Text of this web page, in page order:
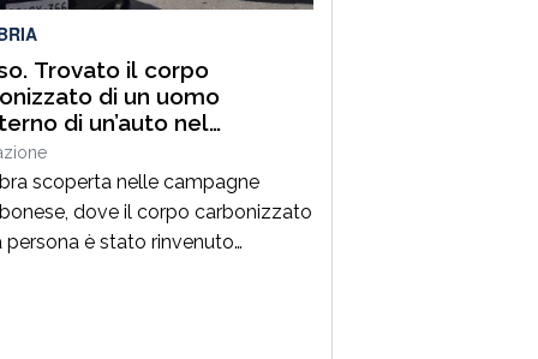
Trovato il corpo
di un uomo
di un’auto nel
indagini in corso
scoperta nelle campagne
dove il corpo carbonizzato
persona è stato rinvenuto